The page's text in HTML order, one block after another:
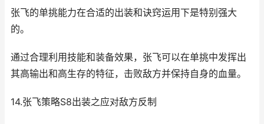
张飞的单挑能力在合适的出装和诀窍运用下是特别强大
的。
通过合理利用技能和装备效果，张飞可以在单挑中发挥出
其高输出和高生存的特征，击败敌方并保持自身的血量。
14.张飞策略S8出装之应对敌方反制